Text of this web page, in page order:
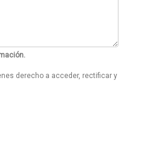
derecho a acceder, rectificar y